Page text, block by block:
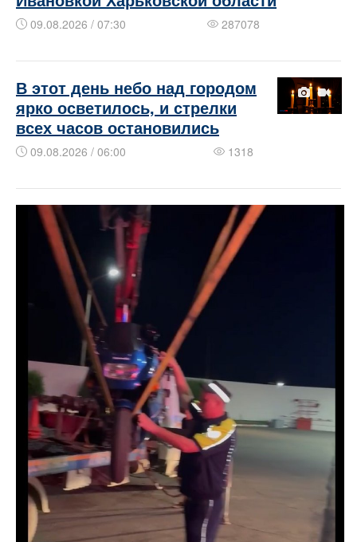
09.08.2026 / 07:30 287078
В этот день небо над городом
ярко осветилось, и стрелки
всех часов остановились
09.08.2026 / 06:00 1318